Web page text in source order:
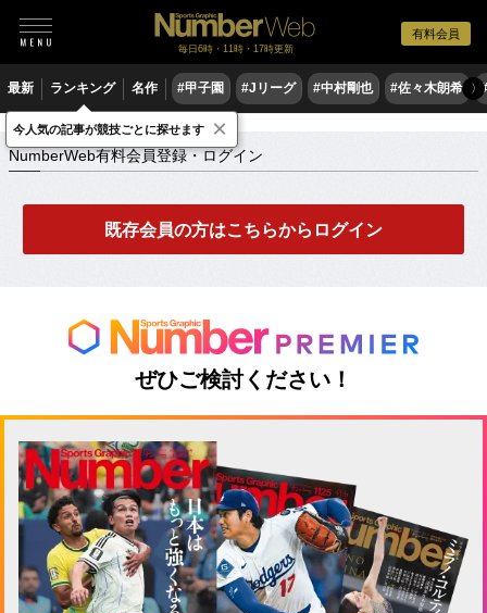
有料会員
毎日6時・11時・17時更新
最新 ランキング 名作 #甲子園 #Jリーグ #中村剛也 #佐々木朗希 〉
NumberWeb有料会員登録・ログイン
NumberWeb有料会員登録・ログイン
既存会員の方はこちらからログイン
ぜひご検討ください！
今人気の記事が競技ごとに探せます ×